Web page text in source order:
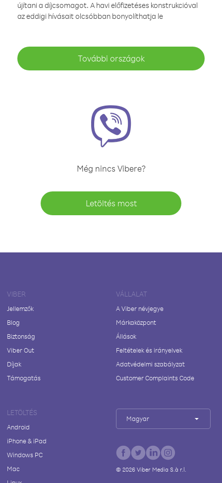
újítani a díjcsomagot. A havi előfizetéses konstrukcióval
az eddigi hívásait olcsóbban bonyolíthatja le
További országok
Még nincs Vibere?
Letöltés most
VIBER
Jellemzők
Blog
Biztonság
Viber Out
Díjak
Támogatás
VÁLLALAT
A Viber névjegye
Márkaközpont
Állások
Feltételek és irányelvek
Adatvédelmi szabályzat
Customer Complaints Code
LETÖLTÉS
Android
iPhone & iPad
Windows PC
Mac
Magyar
© 2026Viber Media S.à r.l.